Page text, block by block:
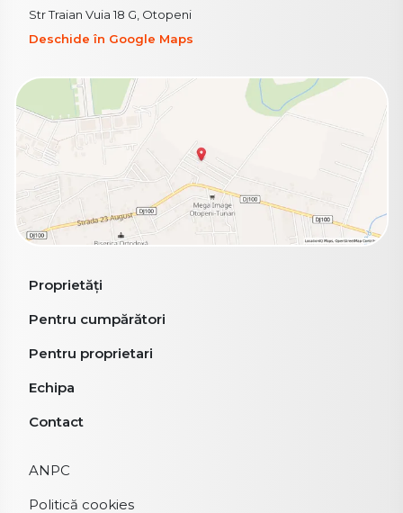
Str Traian Vuia 18 G, Otopeni
Deschide în Google Maps
Proprietăți
Pentru cumpărători
Pentru proprietari
Echipa
Contact
ANPC
Politică cookies